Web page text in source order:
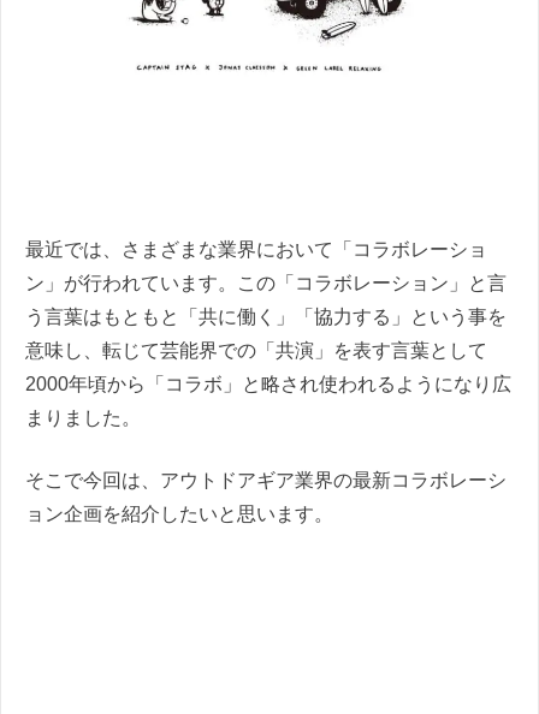
最近では、さまざまな業界において「コラボレーショ
ン」が行われています。この「コラボレーション」と言
う言葉はもともと「共に働く」「協力する」という事を
意味し、転じて芸能界での「共演」を表す言葉として
2000年頃から「コラボ」と略され使われるようになり広
まりました。
そこで今回は、アウトドアギア業界の最新コラボレーシ
ョン企画を紹介したいと思います。